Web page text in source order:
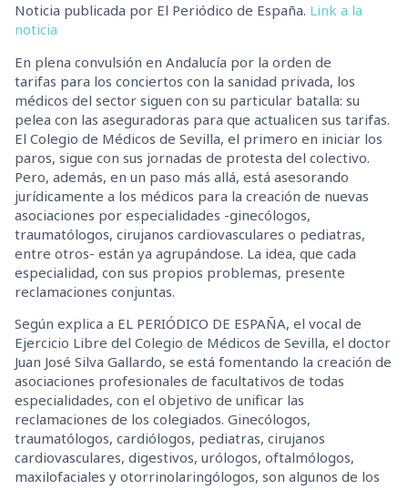
Noticia publicada por El Periódico de España. Link a la
noticia
En plena convulsión en Andalucía por la orden de
tarifas para los conciertos con la sanidad privada, los
médicos del sector siguen con su particular batalla: su
pelea con las aseguradoras para que actualicen sus tarifas.
El Colegio de Médicos de Sevilla, el primero en iniciar los
paros, sigue con sus jornadas de protesta del colectivo.
Pero, además, en un paso más allá, está asesorando
jurídicamente a los médicos para la creación de nuevas
asociaciones por especialidades -ginecólogos,
traumatólogos, cirujanos cardiovasculares o pediatras,
entre otros- están ya agrupándose. La idea, que cada
especialidad, con sus propios problemas, presente
reclamaciones conjuntas.
Según explica a EL PERIÓDICO DE ESPAÑA, el vocal de
Ejercicio Libre del Colegio de Médicos de Sevilla, el doctor
Juan José Silva Gallardo, se está fomentando la creación de
asociaciones profesionales de facultativos de todas
especialidades, con el objetivo de unificar las
reclamaciones de los colegiados. Ginecólogos,
traumatólogos, cardiólogos, pediatras, cirujanos
cardiovasculares, digestivos, urólogos, oftalmólogos,
maxilofaciales y otorrinolaringólogos, son algunos de los